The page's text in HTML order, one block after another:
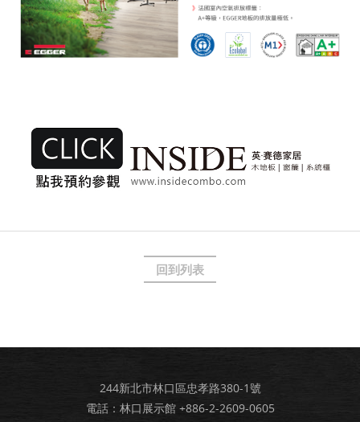
回到列表
244新北市林口區忠孝路380-1號
電話：林口展示館 +886-2-2609-0605